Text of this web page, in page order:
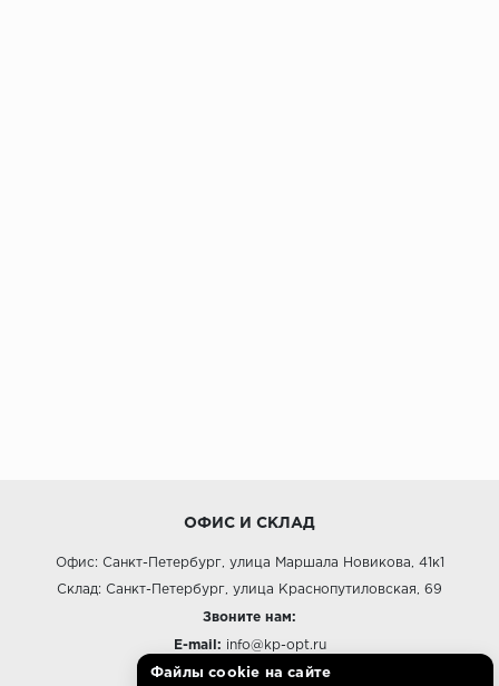
ОФИС И СКЛАД
Офис: Санкт-Петербург, улица Маршала Новикова, 41к1
Склад: Санкт-Петербург, улица Краснопутиловская, 69
Звоните нам:
E-mail: info@kp-opt.ru
Режим работы
Файлы cookie на сайте